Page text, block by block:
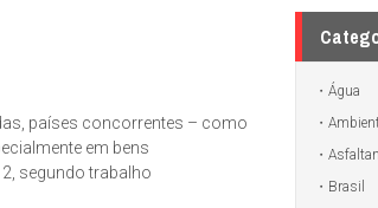
países concorrentes – como
em bens
segundo trabalho
Água
Brasil